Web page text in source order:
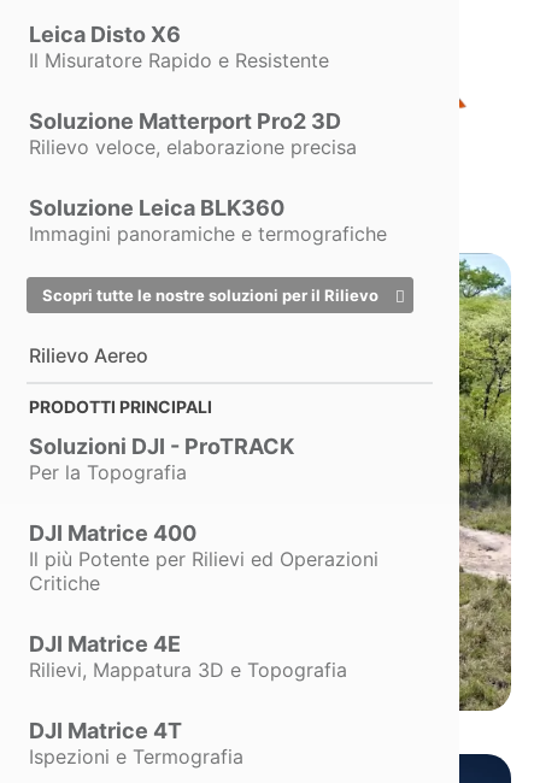
Leica Disto X6
Il Misuratore Rapido e Resistente
Soluzione Matterport Pro2 3D
Rilievo veloce, elaborazione precisa
Soluzione Leica BLK360
Immagini panoramiche e termografiche
Scopri tutte le nostre soluzioni per il Rilievo
Rilievo Aereo
PRODOTTI PRINCIPALI
Soluzioni DJI - ProTRACK
Per la Topografia
DJI Matrice 400
Il più Potente per Rilievi ed Operazioni
Critiche
DJI Matrice 4E
Rilievi, Mappatura 3D e Topografia
DJI Matrice 4T
Ispezioni e Termografia
intelligenti